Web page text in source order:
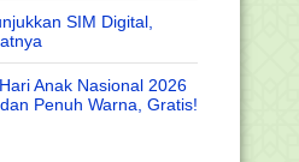
SIM Digital,
Anak Nasional 2026
Penuh Warna, Gratis!